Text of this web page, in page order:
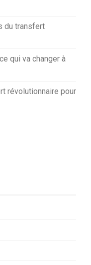
du transfert
qui va changer à
révolutionnaire pour